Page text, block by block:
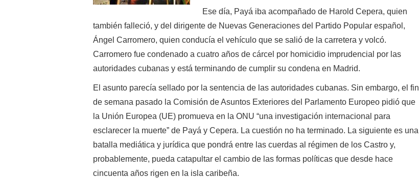
Ese día, Payá iba acompañado de Harold Cepera, quien
también falleció, y del dirigente de Nuevas Generaciones del Partido Popular español,
Ángel Carromero, quien conducía el vehículo que se salió de la carretera y volcó.
Carromero fue condenado a cuatro años de cárcel por homicidio imprudencial por las
autoridades cubanas y está terminando de cumplir su condena en Madrid.
El asunto parecía sellado por la sentencia de las autoridades cubanas. Sin embargo, el fin
de semana pasado la Comisión de Asuntos Exteriores del Parlamento Europeo pidió que
la Unión Europea (UE) promueva en la ONU “una investigación internacional para
esclarecer la muerte” de Payá y Cepera. La cuestión no ha terminado. La siguiente es una
batalla mediática y jurídica que pondrá entre las cuerdas al régimen de los Castro y,
probablemente, pueda catapultar el cambio de las formas políticas que desde hace
cincuenta años rigen en la isla caribeña.